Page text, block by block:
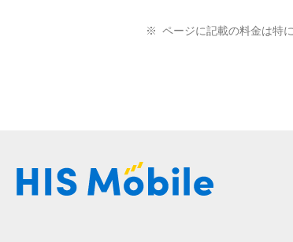
ページに記載の料金は特